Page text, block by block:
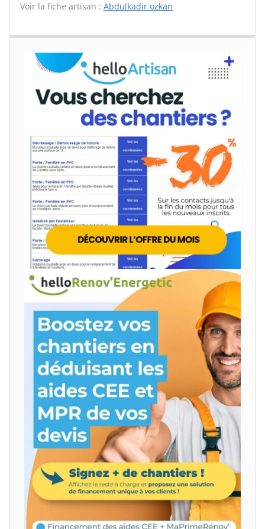
Voir la fiche artisan : Abdulkadir ozkan